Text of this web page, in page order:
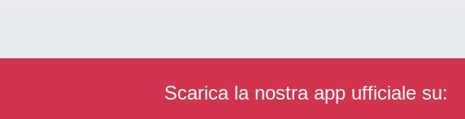
Scarica la nostra app ufficiale su: